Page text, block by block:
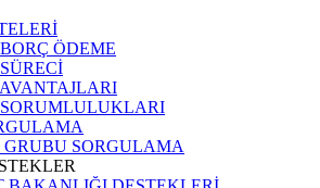
ÖDEME
SORGULAMA